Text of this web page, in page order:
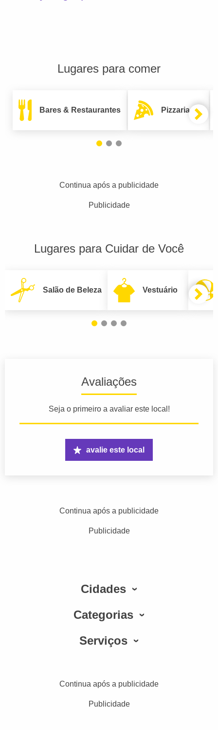
Lugares para comer
Bares & Restaurantes Pizzarias
Continua após a publicidade
Publicidade
Lugares para Cuidar de Você
Salão de Beleza Vestuário
Avaliações
Seja o primeiro a avaliar este local!
avalie este local
Continua após a publicidade
Publicidade
Cidades
Categorias
Serviços
Continua após a publicidade
Publicidade